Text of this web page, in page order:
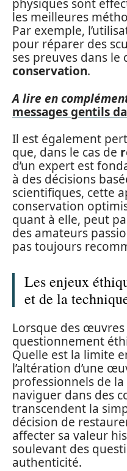
physiques sont
les meilleures
Par exemple,
pour réparer des
ses preuves dans le
conservation.
A lire en
messages gentils
Il est également
que, dans le cas de
d’un expert est
à des décisions
scientifiques, cette
conservation
quant à elle, peut
des amateurs
pas toujours
Les enjeux
et de la
Lorsque des
questionnement
Quelle est la limite
l’altération d’une
professionnels de
naviguer dans des
transcendent la
décision de
affecter sa valeur
soulevant des
authenticité.